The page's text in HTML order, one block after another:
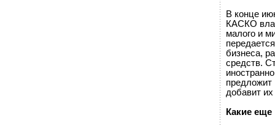
В конце
КАСКО
малого и
бизнеса,
средств.
добавит
Какие